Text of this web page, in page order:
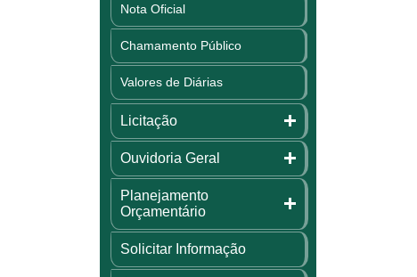
Nota Oficial
Chamamento Público
Valores de Diárias
Licitação
Ouvidoria Geral
Planejamento
Orçamentário
Solicitar Informação